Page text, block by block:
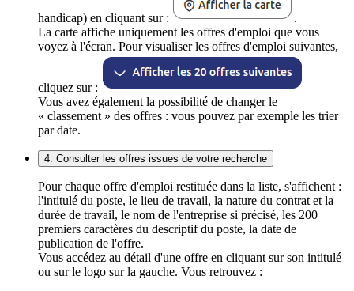
handicap) en cliquant sur :
.
La carte affiche uniquement les offres d'emploi que vous
voyez à l'écran. Pour visualiser les offres d'emploi suivantes,
cliquez sur :
Vous avez également la possibilité de changer le
« classement » des offres : vous pouvez par exemple les trier
par date.
4. Consulter les offres issues de votre recherche
Pour chaque offre d'emploi restituée dans la liste, s'affichent :
l'intitulé du poste, le lieu de travail, la nature du contrat et la
durée de travail, le nom de l'entreprise si précisé, les 200
premiers caractères du descriptif du poste, la date de
publication de l'offre.
Vous accédez au détail d'une offre en cliquant sur son intitulé
ou sur le logo sur la gauche. Vous retrouvez :